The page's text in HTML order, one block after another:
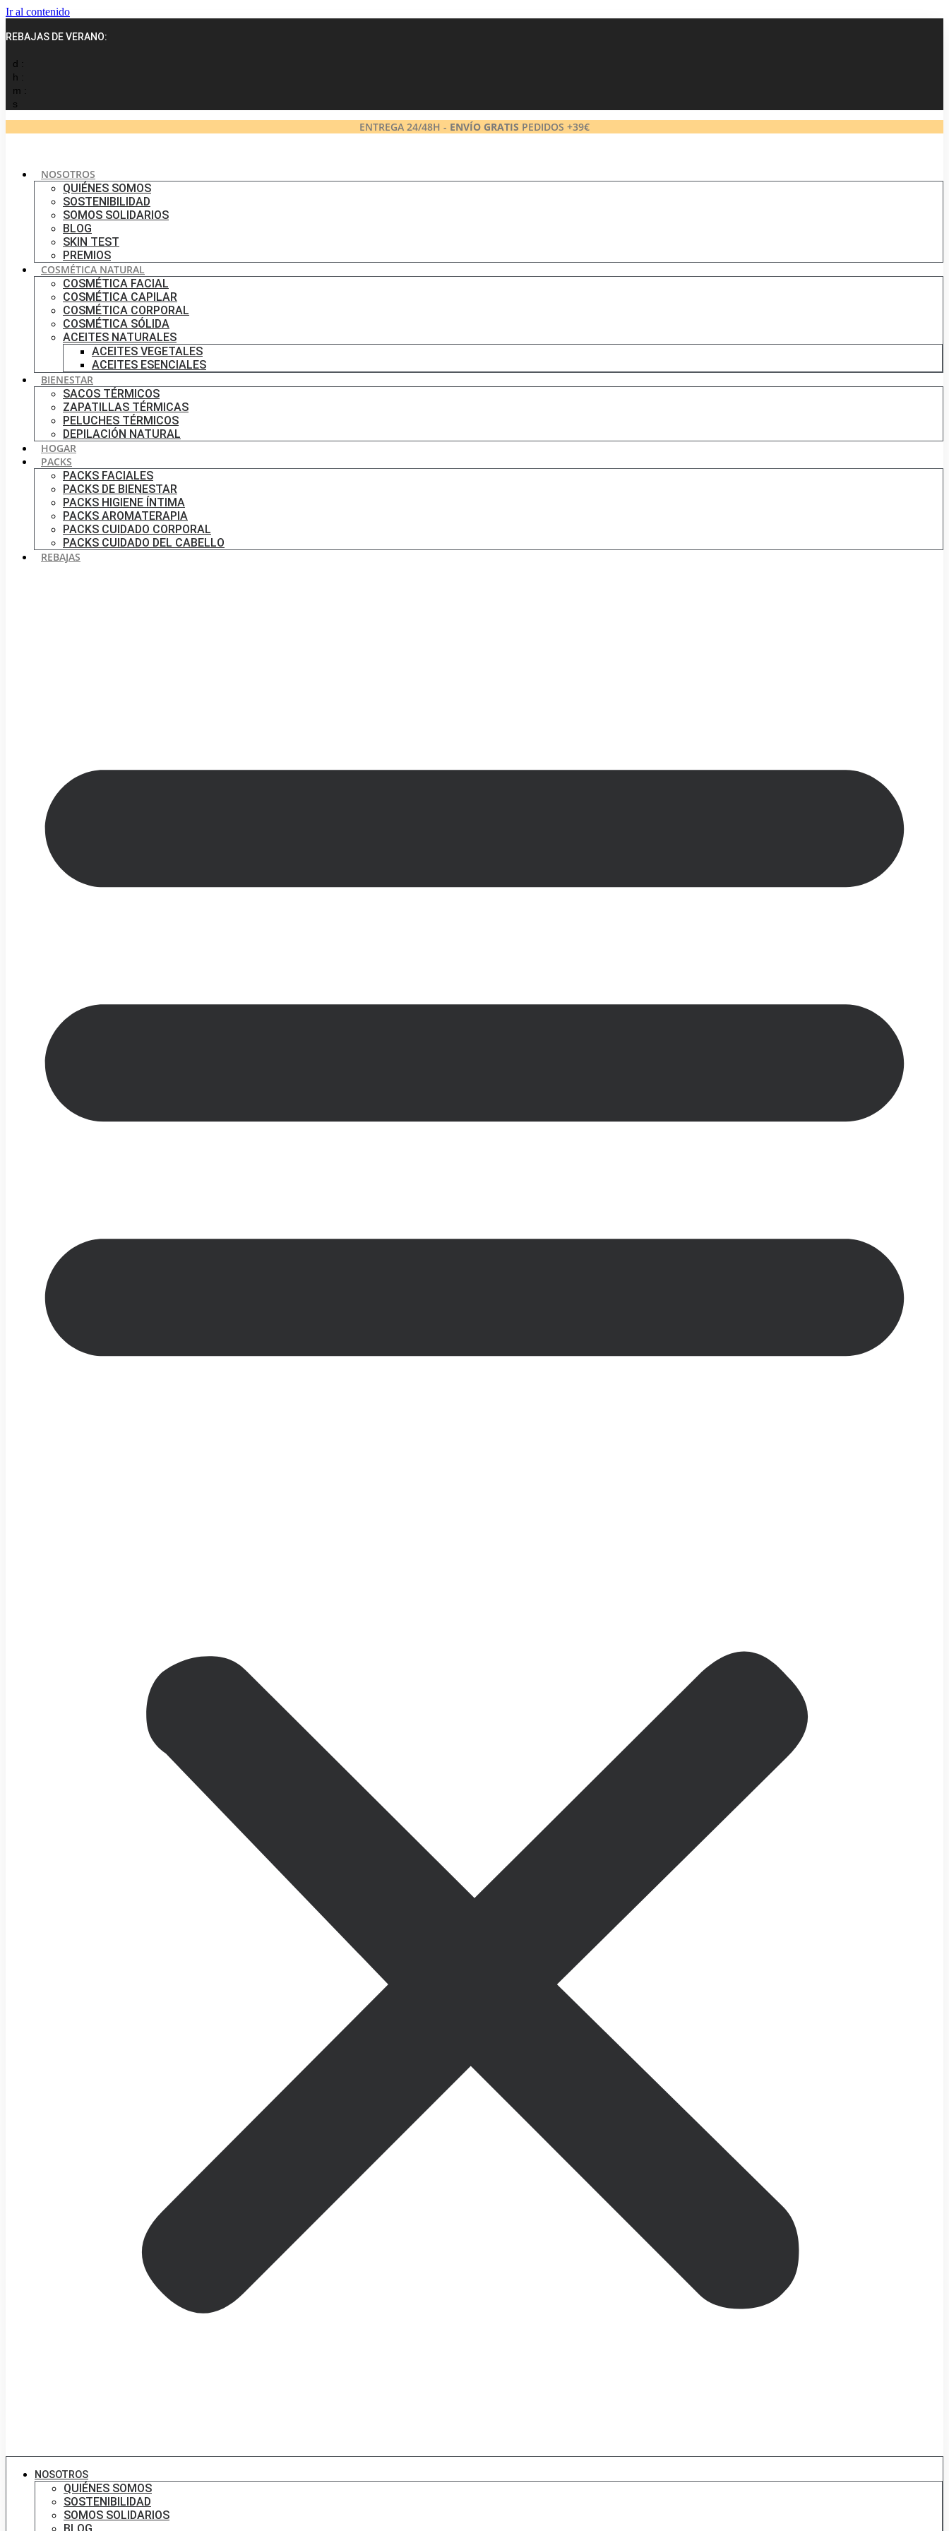
Ir al contenido
REBAJAS DE VERANO:
d :
h :
m :
s
ENTREGA 24/48H - ENVÍO GRATIS PEDIDOS +39€
NOSOTROS
QUIÉNES SOMOS
SOSTENIBILIDAD
SOMOS SOLIDARIOS
BLOG
SKIN TEST
PREMIOS
COSMÉTICA NATURAL
COSMÉTICA FACIAL
COSMÉTICA CAPILAR
COSMÉTICA CORPORAL
COSMÉTICA SÓLIDA
ACEITES NATURALES
ACEITES VEGETALES
ACEITES ESENCIALES
BIENESTAR
SACOS TÉRMICOS
ZAPATILLAS TÉRMICAS
PELUCHES TÉRMICOS
DEPILACIÓN NATURAL
HOGAR
PACKS
PACKS FACIALES
PACKS DE BIENESTAR
PACKS HIGIENE ÍNTIMA
PACKS AROMATERAPIA
PACKS CUIDADO CORPORAL
PACKS CUIDADO DEL CABELLO
REBAJAS
NOSOTROS
QUIÉNES SOMOS
SOSTENIBILIDAD
SOMOS SOLIDARIOS